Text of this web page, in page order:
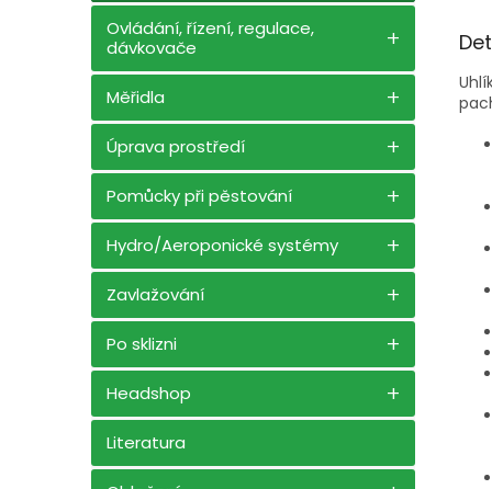
Ovládání, řízení, regulace,
dávkovače
Měřidla
Úprava prostředí
Pomůcky při pěstování
Hydro/Aeroponické systémy
Zavlažování
Po sklizni
Headshop
Literatura